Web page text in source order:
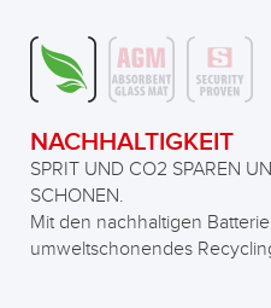
NACHHALTIGKEIT
SPRIT UND CO2 SPAREN
SCHONEN.
Mit den nachhaltigen
umweltschonendes